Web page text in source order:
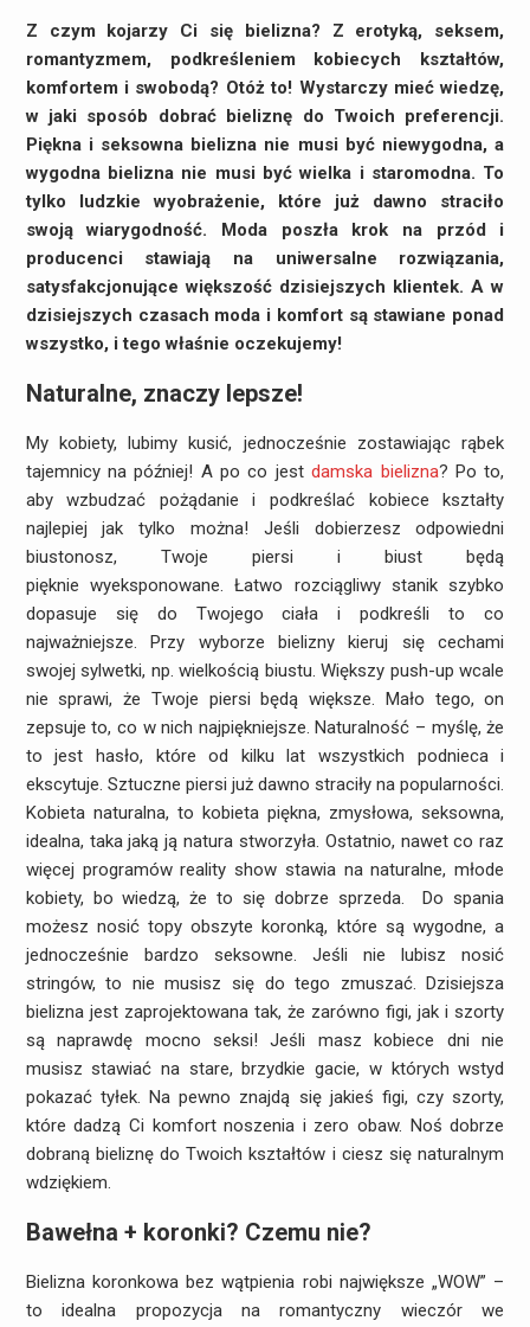
Z czym kojarzy Ci się bielizna? Z erotyką, seksem,
romantyzmem, podkreśleniem kobiecych kształtów,
komfortem i swobodą? Otóż to! Wystarczy mieć wiedzę,
w jaki sposób dobrać bieliznę do Twoich preferencji.
Piękna i seksowna bielizna nie musi być niewygodna, a
wygodna bielizna nie musi być wielka i staromodna. To
tylko ludzkie wyobrażenie, które już dawno straciło
swoją wiarygodność. Moda poszła krok na przód i
producenci stawiają na uniwersalne rozwiązania,
satysfakcjonujące większość dzisiejszych klientek. A w
dzisiejszych czasach moda i komfort są stawiane ponad
wszystko, i tego właśnie oczekujemy!
Naturalne, znaczy lepsze!
My kobiety, lubimy kusić, jednocześnie zostawiając rąbek
tajemnicy na później! A po co jestdamska bielizna? Po to,
aby wzbudzać pożądanie i podkreślać kobiece kształty
najlepiej jak tylko można! Jeśli dobierzesz odpowiedni
biustonosz, Twoje piersi i biust będą
pięknie wyeksponowane. Łatwo rozciągliwy stanik szybko
dopasuje się do Twojego ciała i podkreśli to co
najważniejsze. Przy wyborze bielizny kieruj się cechami
swojej sylwetki, np. wielkością biustu. Większy push-up wcale
nie sprawi, że Twoje piersi będą większe. Mało tego, on
zepsuje to, co w nich najpiękniejsze.Naturalność – myślę, że
to jest hasło, które od kilku lat wszystkich podnieca i
ekscytuje. Sztuczne piersi już dawno straciły na popularności.
Kobieta naturalna, to kobieta piękna, zmysłowa, seksowna,
idealna, taka jaką ją natura stworzyła. Ostatnio, nawet co raz
więcej programów reality show stawia na naturalne, młode
kobiety, bo wiedzą, że to się dobrze sprzeda. Do spania
możesz nosić topy obszyte koronką, które są wygodne, a
jednocześnie bardzo seksowne. Jeśli nie lubisz nosić
stringów, to nie musisz się do tego zmuszać. Dzisiejsza
bielizna jest zaprojektowana tak, że zarówno figi, jak i szorty
są naprawdę mocno seksi! Jeśli masz kobiece dni nie
musisz stawiać na stare, brzydkie gacie, w których wstyd
pokazać tyłek. Na pewno znajdą się jakieś figi, czy szorty,
które dadzą Ci komfort noszenia i zero obaw. Noś dobrze
dobraną bieliznę do Twoich kształtów i ciesz się naturalnym
wdziękiem.
Bawełna + koronki? Czemu nie?
Bielizna koronkowa bez wątpienia robi największe „WOW” –
to idealna propozycja na romantyczny wieczór we